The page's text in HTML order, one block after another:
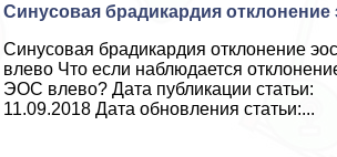
Синусовая брадикардия отклонение
Синусовая брадикардия отклонение эос
влево Что если наблюдается
ЭОС влево? Дата публикации статьи:
11.09.2018 Дата обновления статьи:...